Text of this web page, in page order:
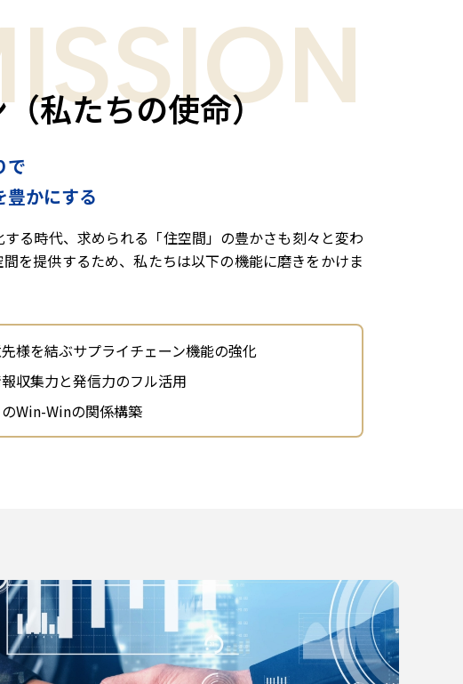
私たちの使命）
で
豊かにする
る時代、求められる「住空間」の豊かさも刻々と変わ
を提供するため、私たちは以下の機能に磨きをかけま
様を結ぶサプライチェーン機能の強化
収集力と発信力のフル活用
Win-Winの関係構築